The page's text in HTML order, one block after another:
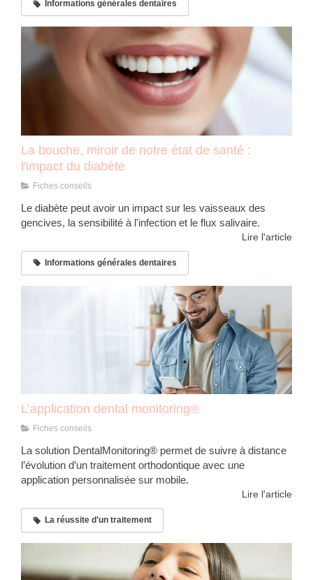
Informations générales dentaires
La bouche, miroir de notre état de santé :
l'impact du diabète
Fiches conseils
Le diabète peut avoir un impact sur les vaisseaux des
gencives, la sensibilité à l'infection et le flux salivaire.
Lire l'article
Informations générales dentaires
L’application dental monitoring®
Fiches conseils
La solution DentalMonitoring® permet de suivre à distance
l’évolution d’un traitement orthodontique avec une
application personnalisée sur mobile.
Lire l'article
La réussite d'un traitement